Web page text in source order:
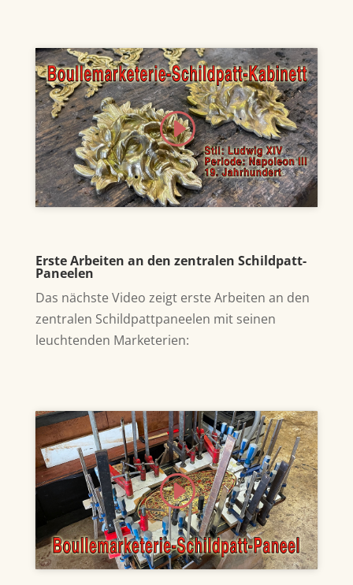
Klicke hier, um Marketing-Cookies zu
akzeptieren und diesen Inhalt zu
aktivieren
Erste Arbeiten an den zentralen Schildpatt-
Paneelen
Das nächste Video zeigt erste Arbeiten an den
zentralen Schildpattpaneelen mit seinen
leuchtenden Marketerien:
Klicke hier, um Marketing-Cookies zu
akzeptieren und diesen Inhalt zu
aktivieren